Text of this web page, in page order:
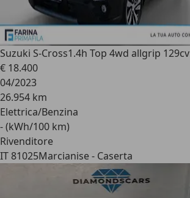
Suzuki S-Cross1.4h Top 4wd allgrip 129cv
€ 18.400
04/2023
26.954 km
Elettrica/Benzina
- (kWh/100 km)
Rivenditore
IT 81025Marcianise - Caserta